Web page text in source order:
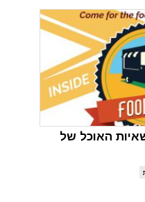
האוכל של